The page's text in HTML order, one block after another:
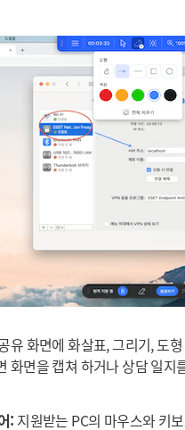
유 화면에 화살표, 그리기, 도
화면을 캡쳐 하거나 상담 일지
: 지원받는 PC의 마우스와 키